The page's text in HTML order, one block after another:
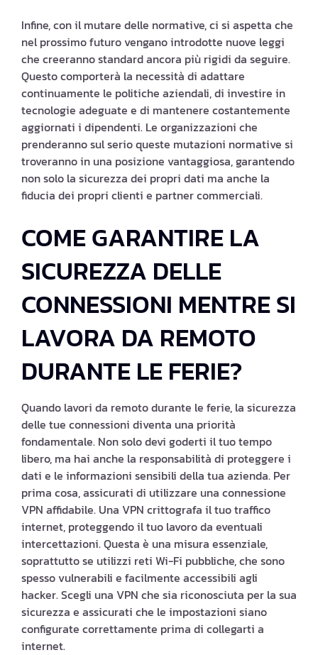
Infine, con il mutare delle normative, ci si aspetta che
nel prossimo futuro vengano introdotte nuove leggi
che creeranno standard ancora più rigidi da seguire.
Questo comporterà la necessità di adattare
continuamente le politiche aziendali, di investire in
tecnologie adeguate e di mantenere costantemente
aggiornati i dipendenti. Le organizzazioni che
prenderanno sul serio queste mutazioni normative si
troveranno in una posizione vantaggiosa, garantendo
non solo la sicurezza dei propri dati ma anche la
fiducia dei propri clienti e partner commerciali.
COME GARANTIRE LA
SICUREZZA DELLE
CONNESSIONI MENTRE SI
LAVORA DA REMOTO
DURANTE LE FERIE?
Quando lavori da remoto durante le ferie, la sicurezza
delle tue connessioni diventa una priorità
fondamentale. Non solo devi goderti il tuo tempo
libero, ma hai anche la responsabilità di proteggere i
dati e le informazioni sensibili della tua azienda. Per
prima cosa, assicurati di utilizzare una connessione
VPN affidabile. Una VPN crittografa il tuo traffico
internet, proteggendo il tuo lavoro da eventuali
intercettazioni. Questa è una misura essenziale,
soprattutto se utilizzi reti Wi-Fi pubbliche, che sono
spesso vulnerabili e facilmente accessibili agli
hacker. Scegli una VPN che sia riconosciuta per la sua
sicurezza e assicurati che le impostazioni siano
configurate correttamente prima di collegarti a
internet.